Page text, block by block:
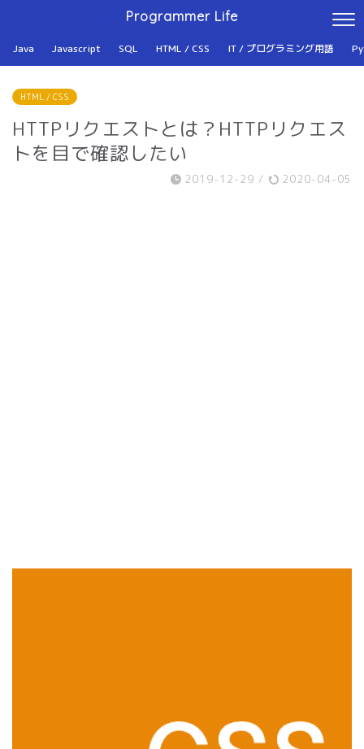
Programmer Life
Java Javascript SQL HTML / CSS IT / プログラミング用語
HTML / CSS
HTTPリクエストとは？HTTPリクエス
トを目で確認したい
2019-12-29 / 2020-04-05